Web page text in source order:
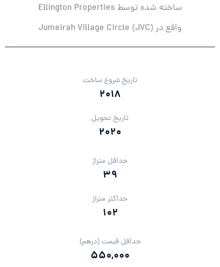
ساخته شده توسط Ellington Properties
واقع در Jumeirah Village Circle (JVC)
تاریخ شروع ساخت
2018
تاریخ تحویل
2020
حداقل متراژ
39
حداکثر متراژ
102
حداقل قیمت (درهم)
550,000